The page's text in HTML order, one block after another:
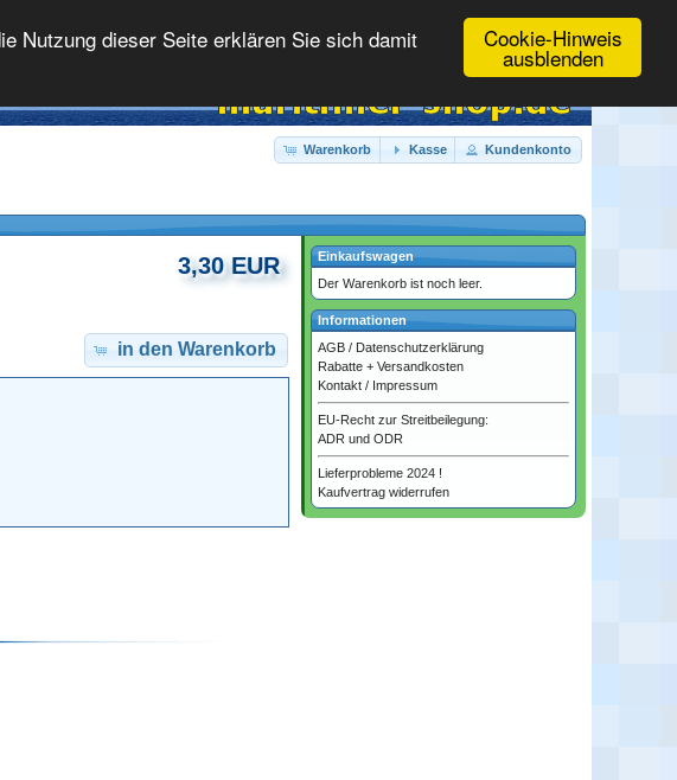
Cookie-Hinweis
ausblenden
Nutzung dieser Seite erklären Sie sich damit
Warenkorb Kasse Kundenkonto
3,30 EUR
in den Warenkorb
Einkaufswagen
Der Warenkorb ist noch leer.
Informationen
AGB / Datenschutzerklärung
Rabatte + Versandkosten
Kontakt / Impressum
EU-Recht zur Streitbeilegung:
ADR und ODR
Lieferprobleme 2024 !
Kaufvertrag widerrufen